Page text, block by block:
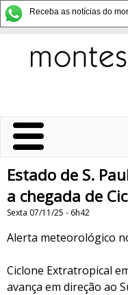
Receba as notícias do
Estado de S.
a chegada de
Sexta 07/11/25 - 6h42
Alerta meteorológico
Ciclone Extratropical
avança em direção ao